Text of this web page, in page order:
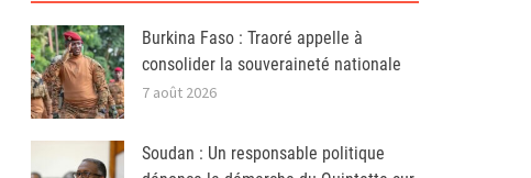
Burkina Faso : Traoré appelle à
consolider la souveraineté nationale
7 août 2026
Soudan : Un responsable politique